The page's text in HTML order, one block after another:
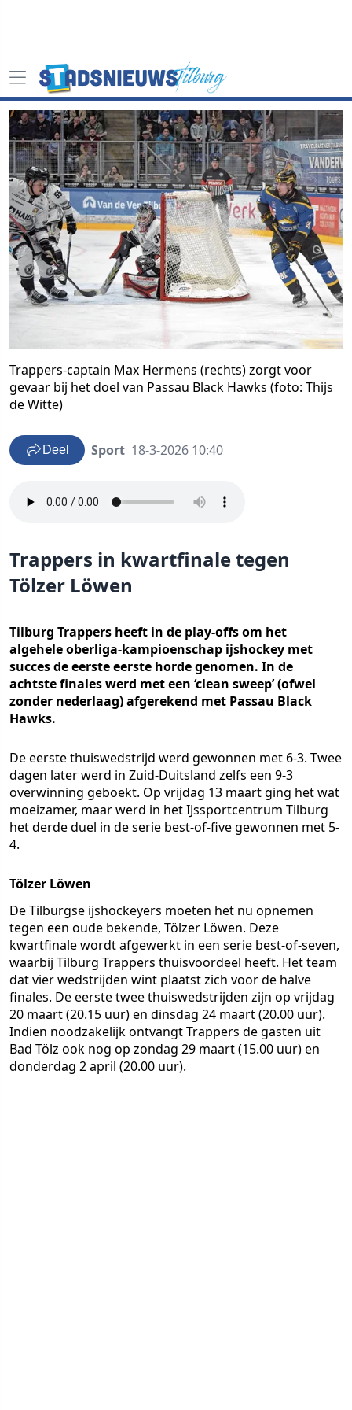
Trappers-captain Max Hermens (rechts) zorgt voor
gevaar bij het doel van Passau Black Hawks (foto: Thijs
de Witte)
Deel Sport 18-3-2026 10:40
Trappers in kwartfinale tegen
Tölzer Löwen
Tilburg Trappers heeft in de play-offs om het
algehele oberliga-kampioenschap ijshockey met
succes de eerste eerste horde genomen. In de
achtste finales werd met een ‘clean sweep’ (ofwel
zonder nederlaag) afgerekend met Passau Black
Hawks.
De eerste thuiswedstrijd werd gewonnen met 6-3. Twee
dagen later werd in Zuid-Duitsland zelfs een 9-3
overwinning geboekt. Op vrijdag 13 maart ging het wat
moeizamer, maar werd in het IJssportcentrum Tilburg
het derde duel in de serie best-of-five gewonnen met 5-
4.
Tölzer Löwen
De Tilburgse ijshockeyers moeten het nu opnemen
tegen een oude bekende, Tölzer Löwen. Deze
kwartfinale wordt afgewerkt in een serie best-of-seven,
waarbij Tilburg Trappers thuisvoordeel heeft. Het team
dat vier wedstrijden wint plaatst zich voor de halve
finales. De eerste twee thuiswedstrijden zijn op vrijdag
20 maart (20.15 uur) en dinsdag 24 maart (20.00 uur).
Indien noodzakelijk ontvangt Trappers de gasten uit
Bad Tölz ook nog op zondag 29 maart (15.00 uur) en
donderdag 2 april (20.00 uur).